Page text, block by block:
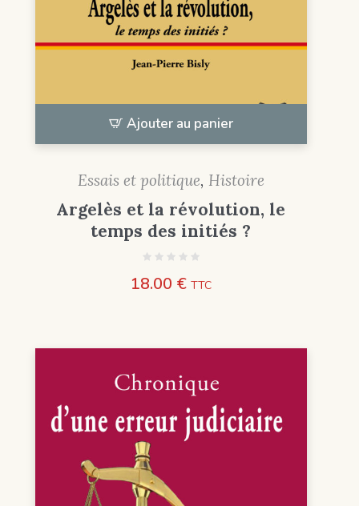
Ajouter au panier
Essais et politique, Histoire
Argelès et la révolution, le
temps des initiés ?
18.00 € TTC